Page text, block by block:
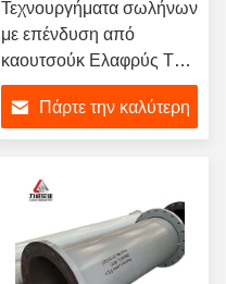
Τεχνουργήματα σωλήνων
με επένδυση από
καουτσούκ Ελαφρύς Tee
Reducer Bend Flanged
Connection Carbon Steel
Shell Corrosion
Πάρτε την καλύτερη